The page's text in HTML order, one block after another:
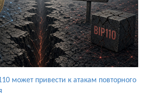
может привести к атакам повторного